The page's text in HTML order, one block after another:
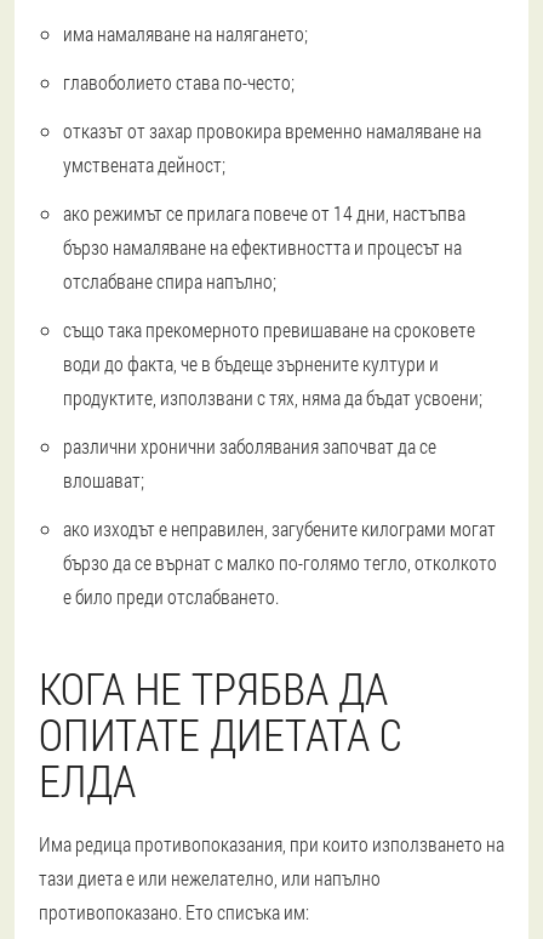
има намаляване на налягането;
главоболието става по-често;
отказът от захар провокира временно намаляване на
умствената дейност;
ако режимът се прилага повече от 14 дни, настъпва
бързо намаляване на ефективността и процесът на
отслабване спира напълно;
също така прекомерното превишаване на сроковете
води до факта, че в бъдеще зърнените култури и
продуктите, използвани с тях, няма да бъдат усвоени;
различни хронични заболявания започват да се
влошават;
ако изходът е неправилен, загубените килограми могат
бързо да се върнат с малко по-голямо тегло, отколкото
е било преди отслабването.
КОГА НЕ ТРЯБВА ДА
ОПИТАТЕ ДИЕТАТА С
ЕЛДА
Има редица противопоказания, при които използването на
тази диета е или нежелателно, или напълно
противопоказано. Ето списъка им: